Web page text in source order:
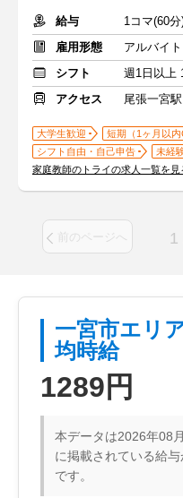
給与
1コマ(60
雇用形態
アルバイ
シフト
週1日以上
アクセス
尾張一宮駅
大学生歓迎 短期（1ヶ月以内
シフト自由・自己申告
未経
家庭教師のトライの求人一覧を見
前のページへ 1
一宮市エリ
均時給
1289円
本データは2026年08
に掲載されている給
です。